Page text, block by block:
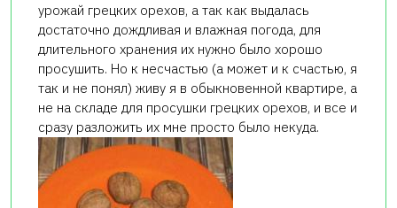
урожай грецких орехов, а так как выдалась
достаточно дождливая и влажная погода, для
длительного хранения их нужно было хорошо
просушить. Но к несчастью (а может и к счастью, я
так и не понял) живу я в обыкновенной квартире, а
не на складе для просушки грецких орехов, и все и
сразу разложить их мне просто было некуда.